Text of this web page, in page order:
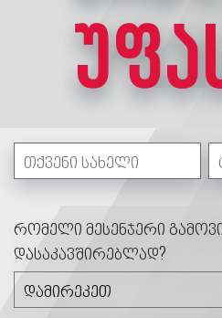
რომელი მესენჯერი
დასაკავშირებლად?